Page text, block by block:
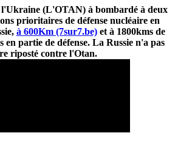
l'Ukraine (L'OTAN) à bombardé à deux
prioritaires de défense nucléaire en
à 600Km (7sur7.be)et à 1800kms de
partie de défense. La Russie n'a pas
riposté contre l'Otan.